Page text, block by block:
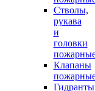
Стволы,
рукава
и
головки
Клапаны
Гидранты